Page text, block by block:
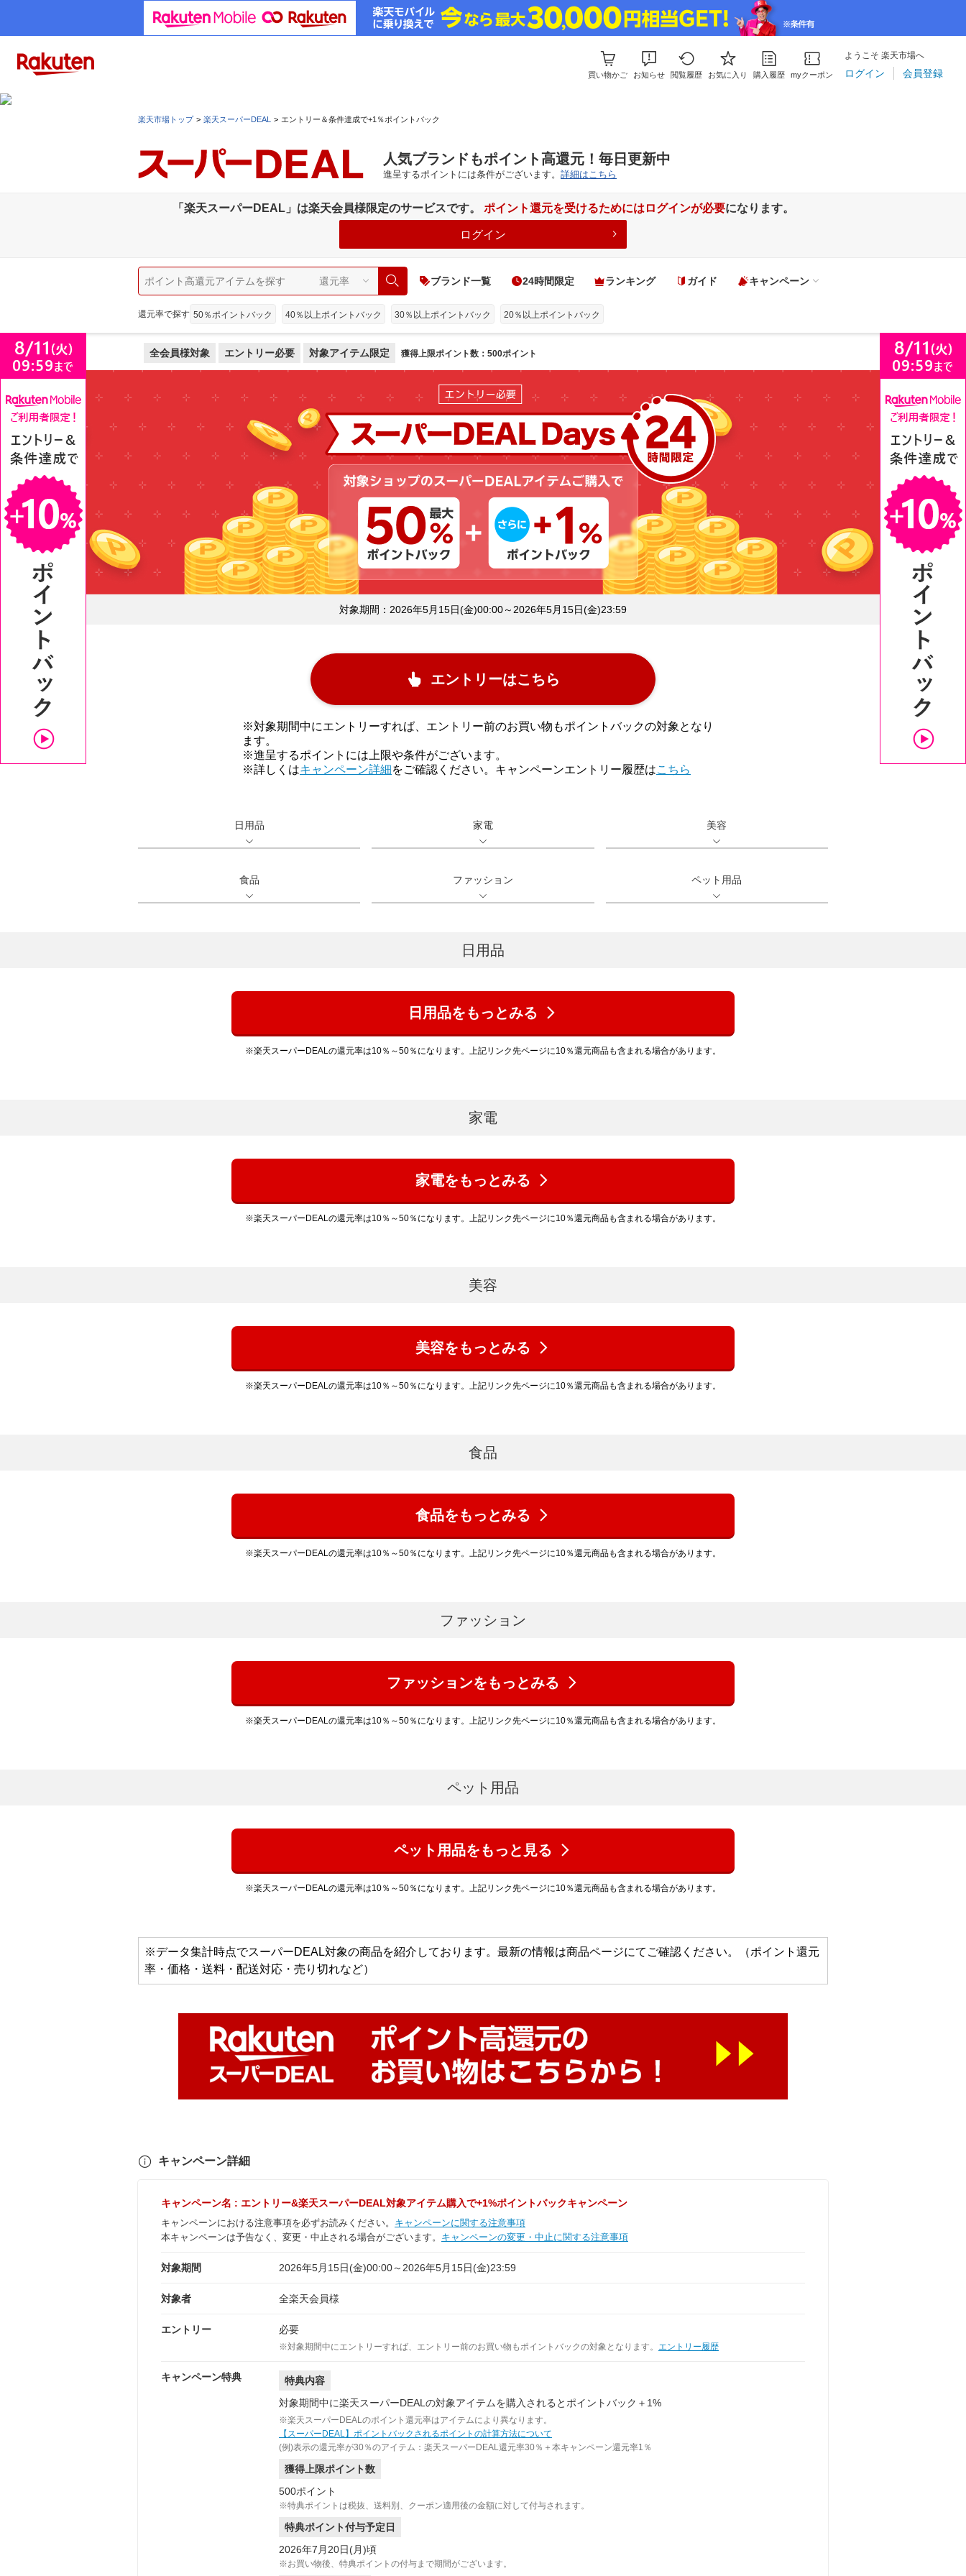
買い物かご お知らせ 閲覧履歴 お気に入り 購入履歴 myクーポン
ようこそ 楽天市場へ
ログイン 会員登録
楽天市場トップ 楽天スーパーDEAL エントリー＆条件達成で+1％ポイントバック
人気ブランドもポイント高還元！毎日更新中
進呈するポイントには条件がございます。 詳細はこちら
「楽天スーパーDEAL」は楽天会員様限定のサービスです。 ポイント還元を受けるためにはログインが必要になります。
ログイン
検索 ブランド一覧 24時間限定 ランキング ガイド キャンペーン
還元率で探す 50％ポイントバック 40％以上ポイントバック 30％以上ポイントバック 20％以上ポイントバック
全会員様対象 エントリー必要 対象アイテム限定 獲得上限ポイント数：500ポイント
対象期間：2026年5月15日(金)00:00～2026年5月15日(金)23:59
エントリーはこちら
※対象期間中にエントリーすれば、エントリー前のお買い物もポイントバックの対象となり
ます。
※進呈するポイントには上限や条件がございます。
※詳しくはキャンペーン詳細をご確認ください。キャンペーンエントリー履歴はこちら
日用品 家電 美容
食品 ファッション ペット用品
日用品
日用品をもっとみる
※楽天スーパーDEALの還元率は10％～50％になります。上記リンク先ページに10％還元商品も含まれる場合があります。
家電
家電をもっとみる
※楽天スーパーDEALの還元率は10％～50％になります。上記リンク先ページに10％還元商品も含まれる場合があります。
美容
美容をもっとみる
※楽天スーパーDEALの還元率は10％～50％になります。上記リンク先ページに10％還元商品も含まれる場合があります。
食品
食品をもっとみる
※楽天スーパーDEALの還元率は10％～50％になります。上記リンク先ページに10％還元商品も含まれる場合があります。
ファッション
ファッションをもっとみる
※楽天スーパーDEALの還元率は10％～50％になります。上記リンク先ページに10％還元商品も含まれる場合があります。
ペット用品
ペット用品をもっと見る
※楽天スーパーDEALの還元率は10％～50％になります。上記リンク先ページに10％還元商品も含まれる場合があります。
※データ集計時点でスーパーDEAL対象の商品を紹介しております。最新の情報は商品ページにてご確認ください。（ポイント還元
率・価格・送料・配送対応・売り切れなど）
キャンペーン詳細
キャンペーン名 : エントリー&楽天スーパーDEAL対象アイテム購入で+1%ポイントバックキャンペーン
キャンペーンにおける注意事項を必ずお読みください。 キャンペーンに関する注意事項
本キャンペーンは予告なく、変更・中止される場合がございます。 キャンペーンの変更・中止に関する注意事項
対象期間 2026年5月15日(金)00:00～2026年5月15日(金)23:59
対象者 全楽天会員様
エントリー 必要
※対象期間中にエントリーすれば、エントリー前のお買い物もポイントバックの対象となります。 エントリー履歴
キャンペーン特典
特典内容
対象期間中に楽天スーパーDEALの対象アイテムを購入されるとポイントバック＋1%
※楽天スーパーDEALのポイント還元率はアイテムにより異なります。
【スーパーDEAL】ポイントバックされるポイントの計算方法について
(例)表示の還元率が30％のアイテム：楽天スーパーDEAL還元率30％＋本キャンペーン還元率1％
獲得上限ポイント数
500ポイント
※特典ポイントは税抜、送料別、クーポン適用後の金額に対して付与されます。
特典ポイント付与予定日
2026年7月20日(月)頃
※お買い物後、特典ポイントの付与まで期間がございます。